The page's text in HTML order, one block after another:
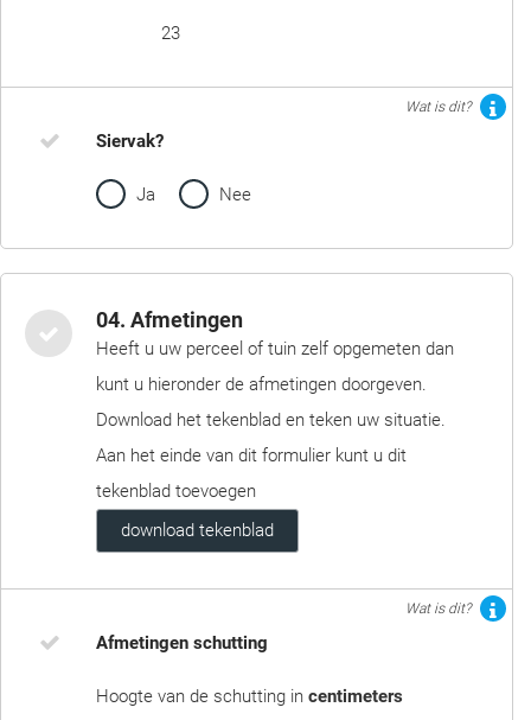
23
Wat is dit?
Siervak?
Ja Nee
04. Afmetingen
Heeft u uw perceel of tuin zelf opgemeten dan
kunt u hieronder de afmetingen doorgeven.
Download het tekenblad en teken uw situatie.
Aan het einde van dit formulier kunt u dit
tekenblad toevoegen
download tekenblad
Wat is dit?
Afmetingen schutting
Hoogte van de schutting in centimeters